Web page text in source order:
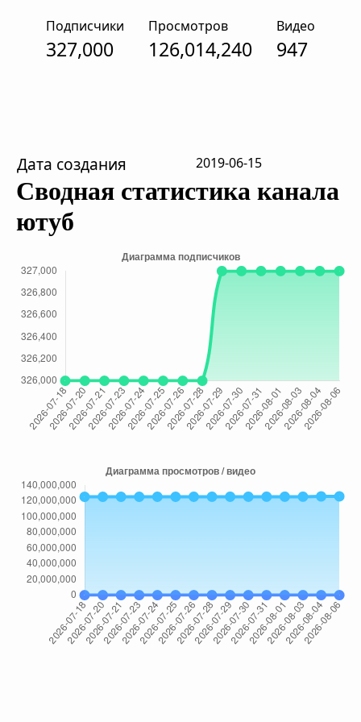
Подписчики
327,000
Просмотров
126,014,240
Видео
947
Дата создания 2019-06-15
Сводная статистика канала
ютуб